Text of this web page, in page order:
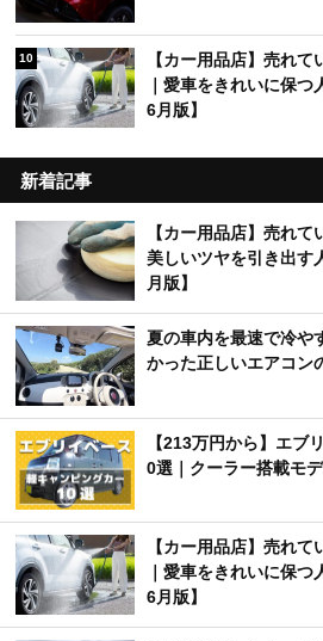
10
【カー用品店】売れ
｜愛車をきれいに保
6月版】
新着記事
【カー用品店】売れて
美しいツヤを引き出す
月版】
夏の車内を最速で冷や
かった正しいエアコン
【213万円から】エブ
0選｜クーラー搭載モ
【カー用品店】売れ
｜愛車をきれいに保
6月版】